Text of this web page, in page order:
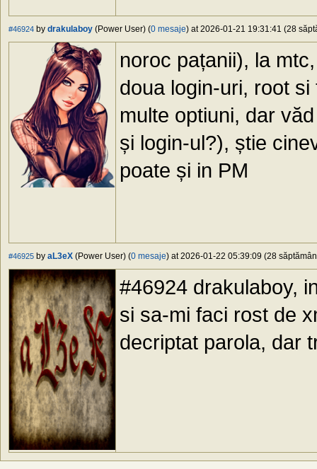
#46924 by drakulaboy (Power User) (0 mesaje) at 2026-01-21 19:31:41 (28
noroc pațanii), la
doua login-uri, root
multe optiuni, dar
și login-ul?), știe
poate și in PM
#46925 by aL3eX (Power User) (0 mesaje) at 2026-01-22 05:39:09 (28
#46924 drakulaboy,
si sa-mi faci rost de
decriptat parola, dar